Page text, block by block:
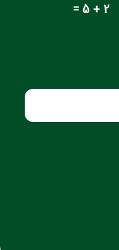
2 + 5 =